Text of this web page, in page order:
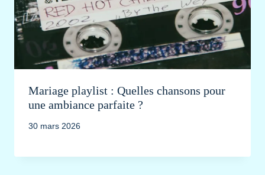
Mariage playlist : Quelles chansons pour
une ambiance parfaite ?
30 mars 2026